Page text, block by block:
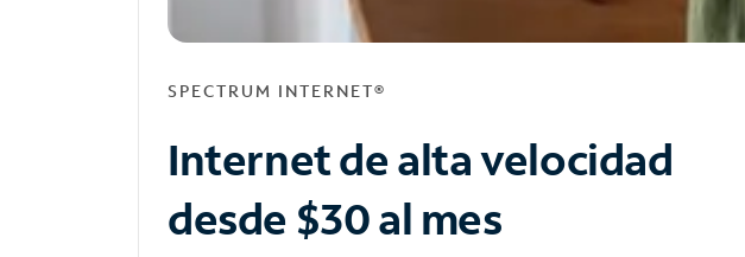
SPECTRUM INTERNET®
Internet de alta velocidad
desde $30 al mes